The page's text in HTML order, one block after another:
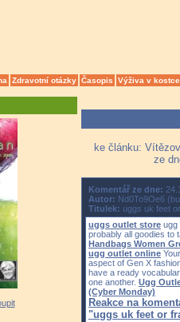
Zdravotní otázky Časopis Výživa v kostce
ke článku:
ze
Komentář ze dne:
Autor: Nd0To9Oe6
Titulek: uggs uk feet
uggs outlet store ugg
probably all goodies to
Handbags Women
ugg outlet online
aspect of Gen X
have a ready
one another. Ugg
(Cyber Monday)
Reakce na
"uggs uk feet or